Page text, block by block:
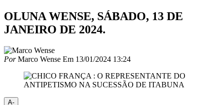
OLUNA WENSE, SÁBADO, 13 DE
JANEIRO DE 2024.
PorMarco Wense Em 13/01/2024 13:24
A-